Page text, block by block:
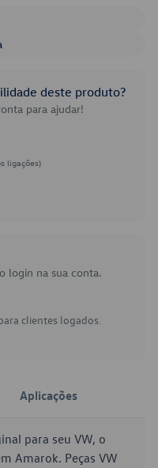
deste produto?
para ajudar!
ligações)
login na sua conta.
clientes logados.
Aplicações
para seu VW, o
Amarok. Peças VW